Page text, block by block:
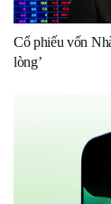
Cổ phiếu vốn
lòng’